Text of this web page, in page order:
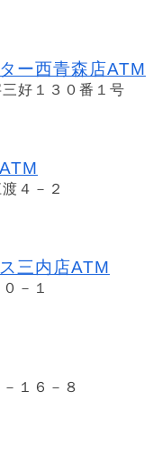
ー西青森店ATM
好１３０番１号
４－２
三内店ATM
－１
１６－８